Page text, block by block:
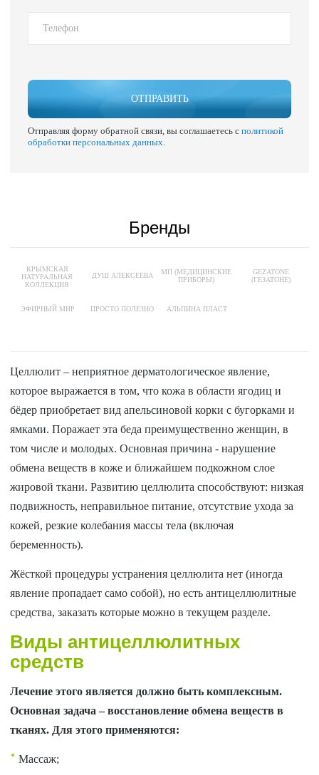
ОТПРАВИТЬ
Отправляя форму обратной связи, вы соглашаетесь сполитикой
обработки персональных данных
Бренды
КРЫМСКАЯ
НАТУРАЛЬНАЯ
КОЛЛЕКЦИЯ
ДУШ АЛЕКСЕЕВА
МП (МЕДИЦИНСКИЕ
ПРИБОРЫ)
GEZATONE
(ГЕЗАТОНЕ)
ЭФИРНЫЙ МИР ПРОСТО ПОЛЕЗНО АЛЬПИНА ПЛАСТ
Целлюлит – неприятное дерматологическое явление,
которое выражается в том, что кожа в области ягодиц и
бёдер приобретает вид апельсиновой корки с бугорками и
ямками. Поражает эта беда преимущественно женщин, в
том числе и молодых. Основная причина - нарушение
обмена веществ в коже и ближайшем подкожном слое
жировой ткани. Развитию целлюлита способствуют: низкая
подвижность, неправильное питание, отсутствие ухода за
кожей, резкие колебания массы тела (включая
беременность).
Жёсткой процедуры устранения целлюлита нет (иногда
явление пропадает само собой), но есть антицеллюлитные
средства, заказать которые можно в текущем разделе.
Виды антицеллюлитных
средств
Лечение этого является должно быть комплексным.
Основная задача – восстановление обмена веществ в
тканях. Для этого применяются:
Массаж;